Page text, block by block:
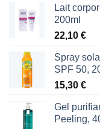
Lait
200ml
22,10 €
Spray
SPF 50,
15,30 €
Gel
Peeling,